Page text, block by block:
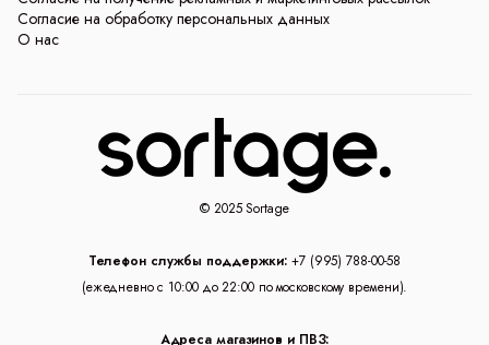
Согласие на обработку персональных данных
О нас
© 2025 Sortage
Телефон службы поддержки: +7 (995) 788-00-58
(ежедневно с 10:00 до 22:00 по московскому времени).
Адреса магазинов и ПВЗ: